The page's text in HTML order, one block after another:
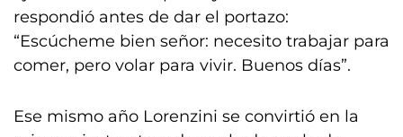
respondió antes de dar el portazo:
“Escúcheme bien señor: necesito trabajar para
comer, pero volar para vivir. Buenos días”.
Ese mismo año Lorenzini se convirtió en la